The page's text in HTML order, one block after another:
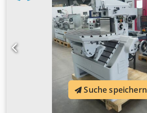
Suche speichern